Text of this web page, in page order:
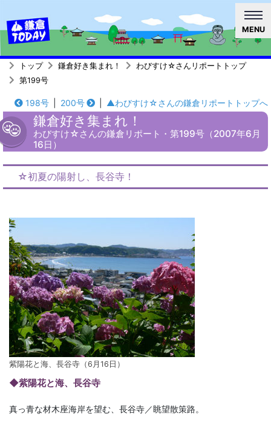
MENU
トップ 鎌倉好き集まれ！
わびすけ☆さんリポートトップ
第199号
198号 200号 ▲わびすけ☆さんの鎌倉リポートトップへ
鎌倉好き集まれ！
わびすけ☆さんの鎌倉リポート・第199号（2007年6月
16日）
☆初夏の陽射し、長谷寺！
紫陽花と海、長谷寺（6月16日）
◆紫陽花と海、長谷寺
真っ青な材木座海岸を望む、長谷寺／眺望散策路。